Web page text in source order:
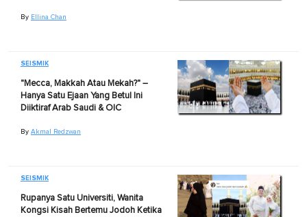
By Ellina Chan
SEISMIK
"Mecca, Makkah Atau Mekah?" –
Hanya Satu Ejaan Yang Betul Ini
Diiktiraf Arab Saudi & OIC
By Akmal Redzwan
SEISMIK
Rupanya Satu Universiti, Wanita
Kongsi Kisah Bertemu Jodoh Ketika